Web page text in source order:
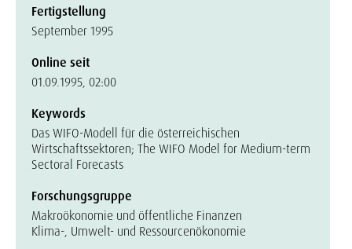
Fertigstellung
September 1995
Online seit
01.09.1995, 02:00
Keywords
Das WIFO-Modell für die österreichischen
Wirtschaftssektoren; The WIFO Model for Medium-term
Sectoral Forecasts
Forschungsgruppe
Makroökonomie und öffentliche Finanzen
Klima-, Umwelt- und Ressourcenökonomie